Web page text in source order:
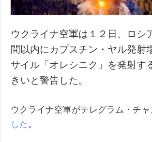
ウクライナ空軍は１２日、ロシ
間以内にカプスチン・ヤル発射
サイル「オレシニク」を発射す
きいと警告した。
ウクライナ空軍がテレグラム・チ
した。